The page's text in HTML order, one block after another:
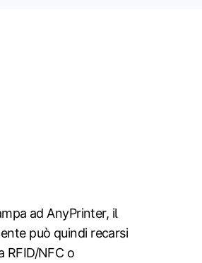
ad AnyPrinter, il
può quindi recarsi
RFID/NFC o